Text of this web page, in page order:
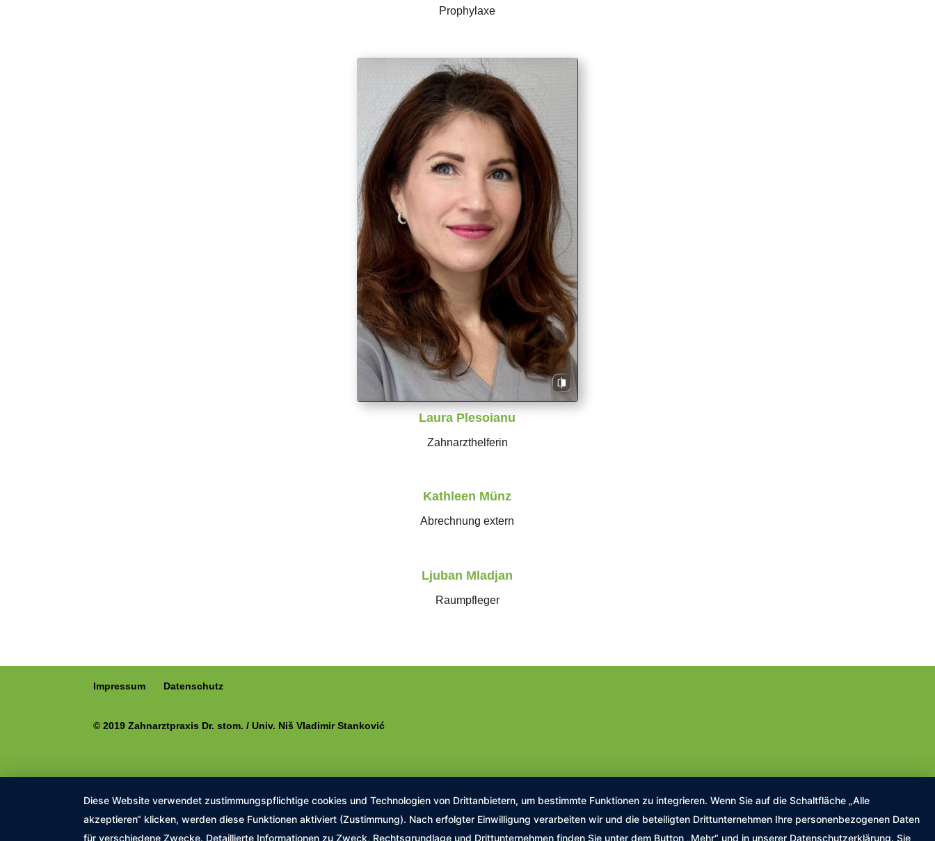
Prophylaxe
Laura Plesoianu
Zahnarzthelferin
Kathleen Münz
Abrechnung extern
Ljuban Mladjan
Raumpfleger
Impressum Datenschutz
© 2019 Zahnarztpraxis Dr. stom. / Univ. Niš Vladimir Stanković
Diese Website verwendet zustimmungspflichtige cookies und Technologien von Drittanbietern, um bestimmte Funktionen zu integrieren. Wenn Sie auf die Schaltfläche „Alle
akzeptieren“ klicken, werden diese Funktionen aktiviert (Zustimmung). Nach erfolgter Einwilligung verarbeiten wir und die beteiligten Drittunternehmen Ihre personenbezogenen Daten
für verschiedene Zwecke. Detaillierte Informationen zu Zweck, Rechtsgrundlage und Drittunternehmen finden Sie unter dem Button „Mehr“ und in unserer Datenschutzerklärung. Sie